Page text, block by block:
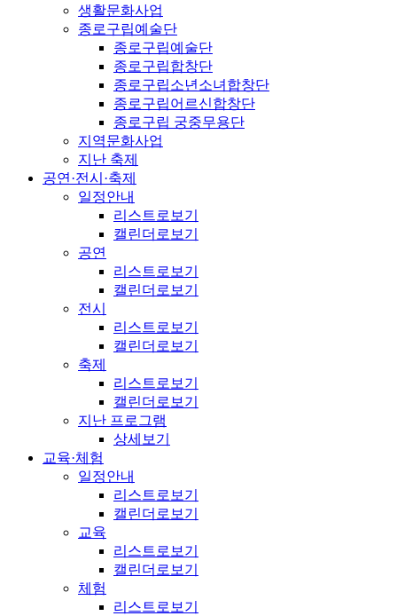
생활문화사업
종로구립예술단
종로구립예술단
종로구립합창단
종로구립소년소녀합창단
종로구립어르신합창단
종로구립 궁중무용단
지역문화사업
지난 축제
공연·전시·축제
일정안내
리스트로보기
캘린더로보기
공연
리스트로보기
캘린더로보기
전시
리스트로보기
캘린더로보기
축제
리스트로보기
캘린더로보기
지난 프로그램
상세보기
교육·체험
일정안내
리스트로보기
캘린더로보기
교육
리스트로보기
캘린더로보기
체험
리스트로보기